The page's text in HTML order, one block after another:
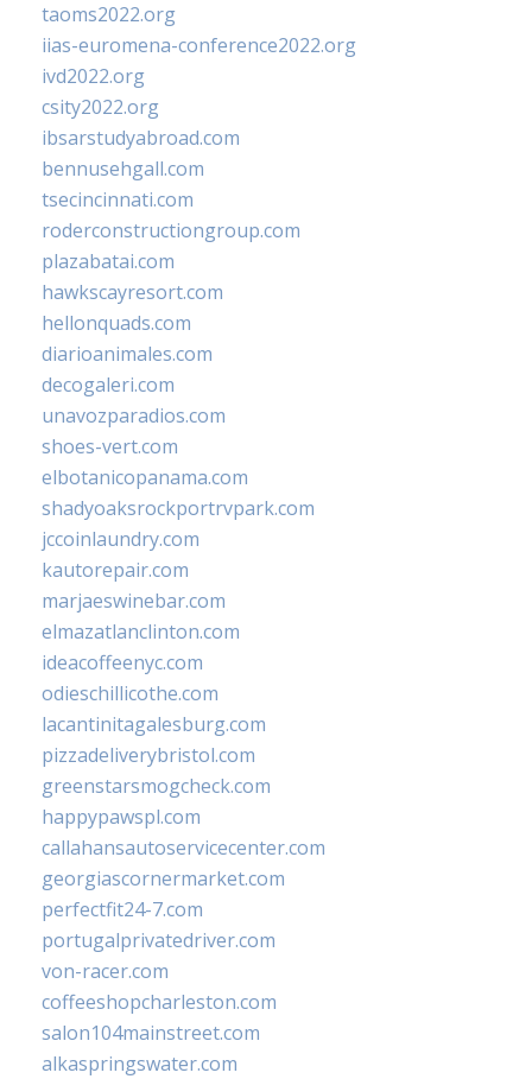
taoms2022.org
iias-euromena-conference2022.org
ivd2022.org
csity2022.org
ibsarstudyabroad.com
bennusehgall.com
tsecincinnati.com
roderconstructiongroup.com
plazabatai.com
hawkscayresort.com
hellonquads.com
diarioanimales.com
decogaleri.com
unavozparadios.com
shoes-vert.com
elbotanicopanama.com
shadyoaksrockportrvpark.com
jccoinlaundry.com
kautorepair.com
marjaeswinebar.com
elmazatlanclinton.com
ideacoffeenyc.com
odieschillicothe.com
lacantinitagalesburg.com
pizzadeliverybristol.com
greenstarsmogcheck.com
happypawspl.com
callahansautoservicecenter.com
georgiascornermarket.com
perfectfit24-7.com
portugalprivatedriver.com
von-racer.com
coffeeshopcharleston.com
salon104mainstreet.com
alkaspringswater.com